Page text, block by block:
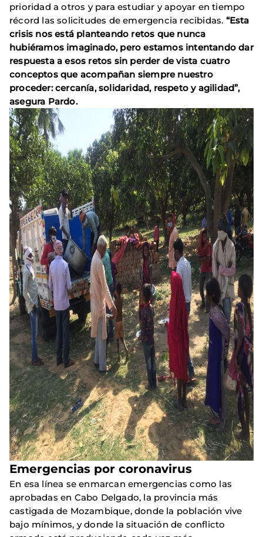
prioridad a otros y para estudiar y apoyar en tiempo
récord las solicitudes de emergencia recibidas. “Esta
crisis nos está planteando retos que nunca
hubiéramos imaginado, pero estamos intentando dar
respuesta a esos retos sin perder de vista cuatro
conceptos que acompañan siempre nuestro
proceder: cercanía, solidaridad, respeto y agilidad”,
asegura Pardo.
Emergencias por coronavirus
En esa línea se enmarcan emergencias como las
aprobadas en Cabo Delgado, la provincia más
castigada de Mozambique, donde la población vive
bajo mínimos, y donde la situación de conflicto